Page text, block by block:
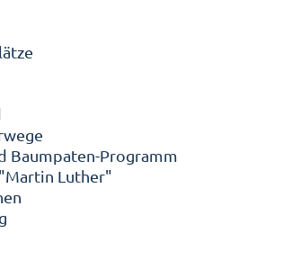
Baumpaten-Programm
Luther"